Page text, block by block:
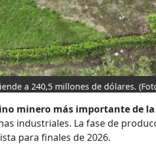
a 240,5 millones de dólares.
minero más importante de
industriales. La fase de
para finales de 2026.